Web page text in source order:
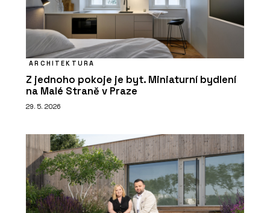
ARCHITEKTURA
Z jednoho pokoje je byt. Miniaturní bydlení
na Malé Straně v Praze
29. 5. 2026